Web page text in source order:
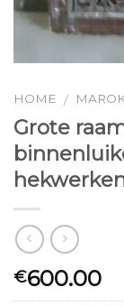
HOME /
Grote
€600.00